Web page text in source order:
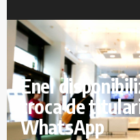
Enel
troca de
WhatsApp